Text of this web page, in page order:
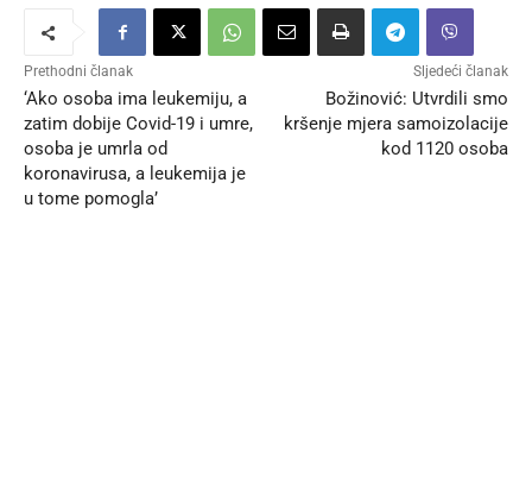
Prethodni članak
‘Ako osoba ima leukemiju, a
zatim dobije Covid-19 i umre,
osoba je umrla od
koronavirusa, a leukemija je
u tome pomogla’
Sljedeći članak
Božinović: Utvrdili smo
kršenje mjera samoizolacije
kod 1120 osoba